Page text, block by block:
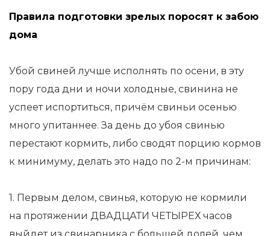
Правила подготовки зрелых поросят к забою
дома
Убой свиней лучше исполнять по осени, в эту
пору года дни и ночи холодные, свинина не
успеет испортиться, причём свиньи осенью
много упитаннее. За день до убоя свинью
перестают кормить, либо сводят порцию кормов
к минимуму, делать это надо по 2-м причинам:
1. Первым делом, свинья, которую не кормили
на протяжении ДВАДЦАТИ ЧЕТЫРЕХ часов